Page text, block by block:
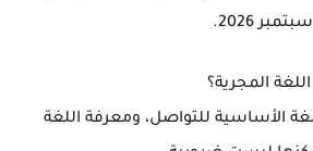
الأساسية للتواصل، ومعرفة اللغة